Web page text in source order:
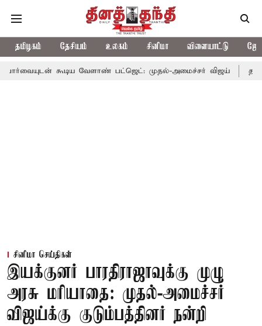
தமிழகம் தேசியம் உலகம் சினிமா விளையாட்டு
வேளாண் பட்ஜெட்: முதல்-அமைச்சர் விஜய் தமிழக
சினிமா செய்திகள்
இயக்குனர் பாரதிராஜாவுக்கு முழு
அரசு மரியாதை: முதல்-அமைச்சர்
விஜய்க்கு குடும்பத்தினர் நன்றி